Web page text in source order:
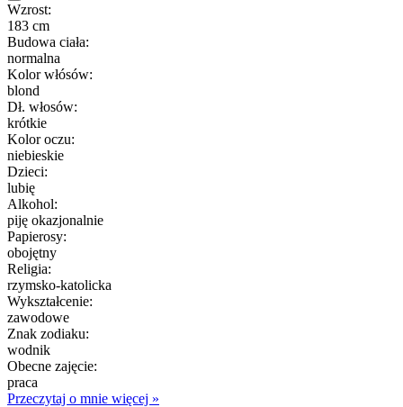
Wzrost:
183 cm
Budowa ciała:
normalna
Kolor włósów:
blond
Dł. włosów:
krótkie
Kolor oczu:
niebieskie
Dzieci:
lubię
Alkohol:
piję okazjonalnie
Papierosy:
obojętny
Religia:
rzymsko-katolicka
Wykształcenie:
zawodowe
Znak zodiaku:
wodnik
Obecne zajęcie:
praca
Przeczytaj o mnie więcej »